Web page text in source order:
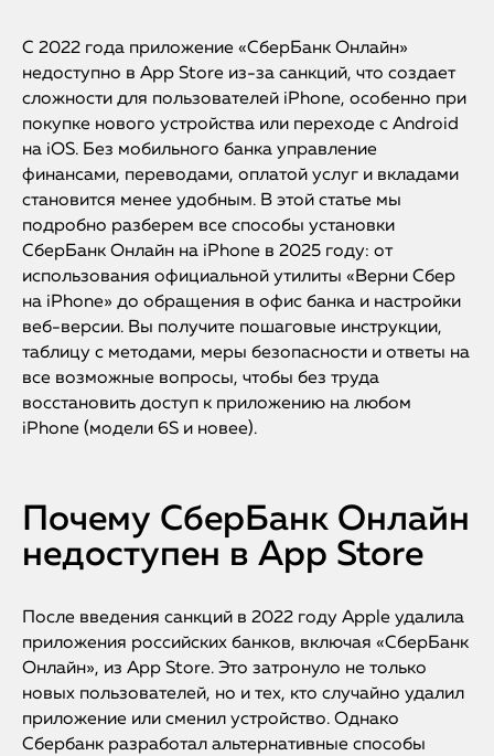
С 2022 года приложение «СберБанк Онлайн»
недоступно в App Store из-за санкций, что создает
сложности для пользователей iPhone, особенно при
покупке нового устройства или переходе с Android
на iOS. Без мобильного банка управление
финансами, переводами, оплатой услуг и вкладами
становится менее удобным. В этой статье мы
подробно разберем все способы установки
СберБанк Онлайн на iPhone в 2025 году: от
использования официальной утилиты «Верни Сбер
на iPhone» до обращения в офис банка и настройки
веб-версии. Вы получите пошаговые инструкции,
таблицу с методами, меры безопасности и ответы на
все возможные вопросы, чтобы без труда
восстановить доступ к приложению на любом
iPhone (модели 6S и новее).
Почему СберБанк Онлайн
недоступен в App Store
После введения санкций в 2022 году Apple удалила
приложения российских банков, включая «СберБанк
Онлайн», из App Store. Это затронуло не только
новых пользователей, но и тех, кто случайно удалил
приложение или сменил устройство. Однако
Сбербанк разработал альтернативные способы